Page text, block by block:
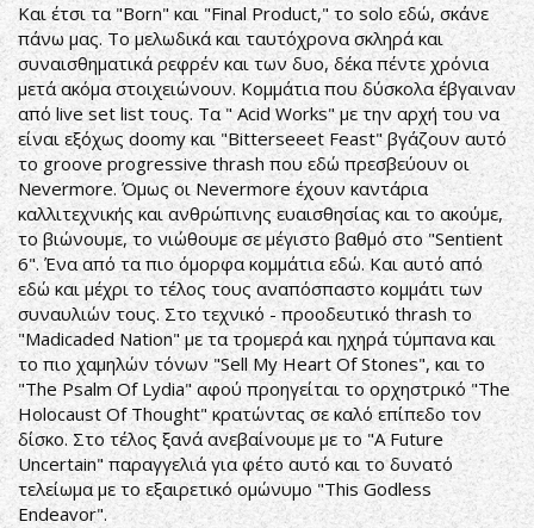
Και έτσι τα "Born" και "Final Product," το solo εδώ, σκάνε
πάνω μας. Το μελωδικά και ταυτόχρονα σκληρά και
συναισθηματικά ρεφρέν και των δυο, δέκα πέντε χρόνια
μετά ακόμα στοιχειώνουν. Κομμάτια που δύσκολα έβγαιναν
από live set list τους. Τα " Acid Works" με την αρχή του να
είναι εξόχως doomy και "Bitterseeet Feast" βγάζουν αυτό
το groove progressive thrash που εδώ πρεσβεύουν οι
Nevermore. Όμως οι Nevermore έχουν καντάρια
καλλιτεχνικής και ανθρώπινης ευαισθησίας και το ακούμε,
το βιώνουμε, το νιώθουμε σε μέγιστο βαθμό στο "Sentient
6". Ένα από τα πιο όμορφα κομμάτια εδώ. Και αυτό από
εδώ και μέχρι το τέλος τους αναπόσπαστο κομμάτι των
συναυλιών τους. Στο τεχνικό - προοδευτικό thrash το
"Madicaded Nation" με τα τρομερά και ηχηρά τύμπανα και
το πιο χαμηλών τόνων "Sell My Heart Of Stones", και το
"The Psalm Of Lydia" αφού προηγείται το ορχηστρικό "The
Holocaust Of Thought" κρατώντας σε καλό επίπεδο τον
δίσκο. Στο τέλος ξανά ανεβαίνουμε με το "A Future
Uncertain" παραγγελιά για φέτο αυτό και το δυνατό
τελείωμα με το εξαιρετικό ομώνυμο "This Godless
Endeavor".